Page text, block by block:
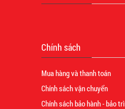
Chính sách
Mua hàng và thanh toán
Chính sách vận chuyển
Chính sách bảo hành - bảo trì